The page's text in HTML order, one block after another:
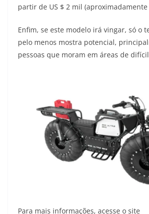
partir de US $ 2 mil (aproximadamente
Enfim, se este modelo irá vingar, só o
pelo menos mostra potencial,
pessoas que moram em áreas de
Para mais informações, acesse o site